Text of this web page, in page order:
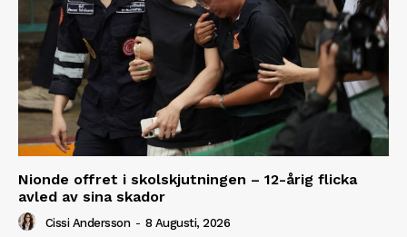
Nionde offret i skolskjutningen – 12-årig flicka
avled av sina skador
Cissi Andersson - 8 Augusti, 2026